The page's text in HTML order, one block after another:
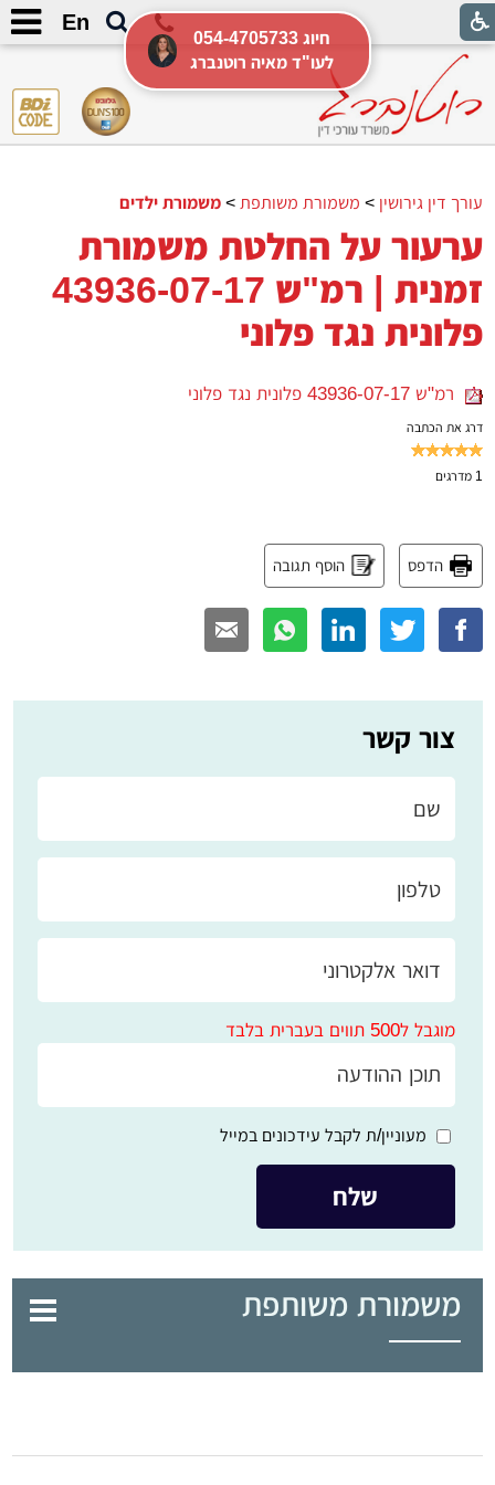
En
צור קשר
מוגבל ל500 תווים בעברית בלבד
מעוניין/ת לקבל עידכונים במייל
משמורת משותפת
עורך דין גירושין > משמורת משותפת >משמורת ילדים
ערעור על החלטת משמורת
זמנית | רמ"ש 43936-07-17
פלונית נגד פלוני
רמ"ש 43936-07-17 פלונית נגד פלוני
דרג את הכתבה
1 מדרגים
הדפס הוסף תגובה
054-4705733 חיוג
לעו"ד מאיה רוטנברג